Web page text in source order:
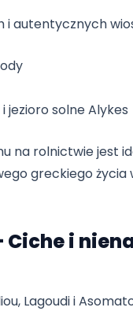
i autentycznych
jezioro solne Alykes
na rolnictwie jest
greckiego życia
i
Lagoudi i